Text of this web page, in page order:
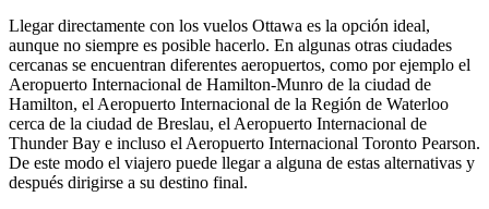
Llegar directamente con los vuelos Ottawa es la opción ideal,
aunque no siempre es posible hacerlo. En algunas otras ciudades
cercanas se encuentran diferentes aeropuertos, como por ejemplo el
Aeropuerto Internacional de Hamilton-Munro de la ciudad de
Hamilton, el Aeropuerto Internacional de la Región de Waterloo
cerca de la ciudad de Breslau, el Aeropuerto Internacional de
Thunder Bay e incluso el Aeropuerto Internacional Toronto Pearson.
De este modo el viajero puede llegar a alguna de estas alternativas y
después dirigirse a su destino final.